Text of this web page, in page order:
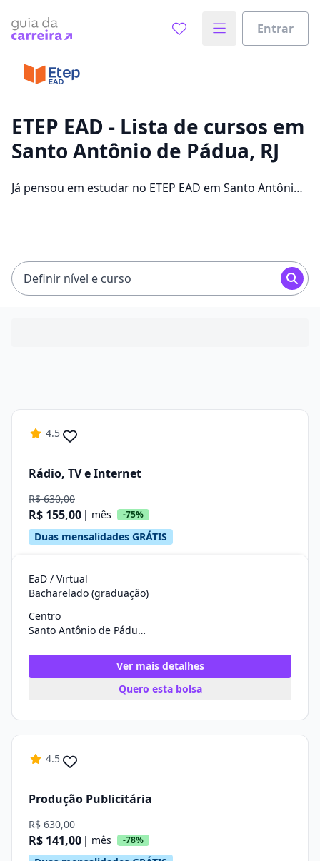
Entrar
Vamos te guiar no caminho ideal para seus estudos
ETEP EAD - Lista de cursos em
Santo Antônio de Pádua, RJ
Já pensou em estudar no ETEP EAD em Santo Antônio
Definir nível e curso
4.5
Rádio, TV e Internet
R$ 630,00
R$ 155,00 | mês -75%
Duas mensalidades GRÁTIS
EaD / Virtual
Bacharelado (graduação)
Centro
Santo Antônio de Pádua/RJ
Ver mais detalhes
Quero esta bolsa
4.5
Produção Publicitária
R$ 630,00
R$ 141,00 | mês -78%